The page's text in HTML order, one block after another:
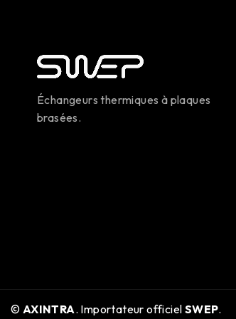
Échangeurs thermiques à plaques
brasées.
© AXINTRA. Importateur officiel SWEP.